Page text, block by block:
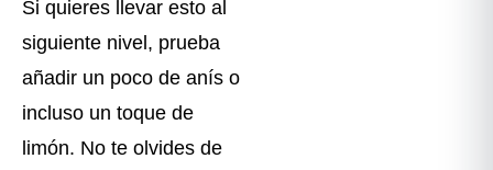
Si quieres llevar esto al
siguiente nivel, prueba
añadir un poco de anís o
incluso un toque de
limón. No te olvides de